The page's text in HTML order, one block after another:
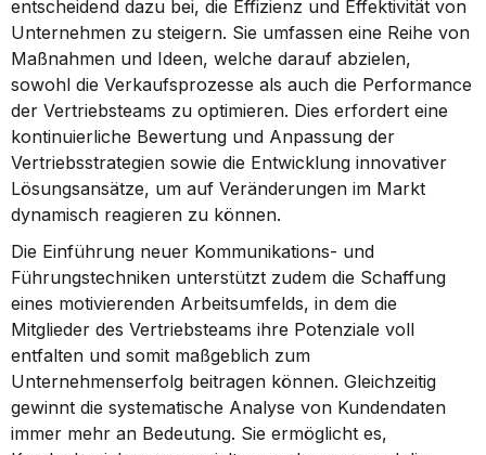
entscheidend dazu bei, die Effizienz und Effektivität von
Unternehmen zu steigern. Sie umfassen eine Reihe von
Maßnahmen und Ideen, welche darauf abzielen,
sowohl die Verkaufsprozesse als auch die Performance
der Vertriebsteams zu optimieren. Dies erfordert eine
kontinuierliche Bewertung und Anpassung der
Vertriebsstrategien sowie die Entwicklung innovativer
Lösungsansätze, um auf Veränderungen im Markt
dynamisch reagieren zu können.
Die Einführung neuer Kommunikations- und
Führungstechniken unterstützt zudem die Schaffung
eines motivierenden Arbeitsumfelds, in dem die
Mitglieder des Vertriebsteams ihre Potenziale voll
entfalten und somit maßgeblich zum
Unternehmenserfolg beitragen können. Gleichzeitig
gewinnt die systematische Analyse von Kundendaten
immer mehr an Bedeutung. Sie ermöglicht es,